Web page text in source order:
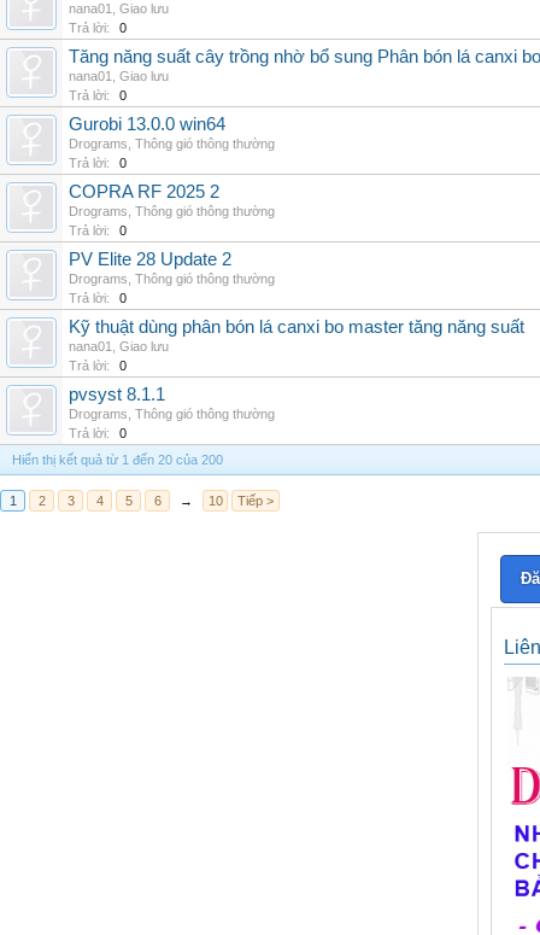
nana01
Giao lưu
Trả lời:
0
Tăng năng suất cây trồng nhờ bổ sung Phân bón lá canxi
nana01
Giao lưu
Trả lời:
0
Gurobi 13.0.0 win64
Drograms Thông gió thông thường
Trả lời:
0
COPRA RF 2025 2
Drograms Thông gió thông thường
Trả lời:
0
PV Elite 28 Update 2
Drograms Thông gió thông thường
Trả lời:
0
Kỹ thuật dùng phân bón lá canxi bo master tăng năng suất
nana01
Giao lưu
Trả lời:
0
pvsyst 8.1.1
Drograms Thông gió thông thường
Trả lời:
0
Hiển thị kết quả từ 1 đến 20 của 200
1 2 3 4 5 6 → 10 Tiếp >